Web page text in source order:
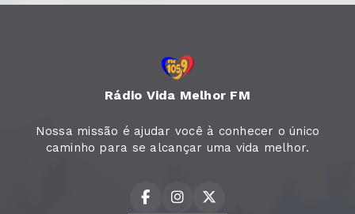
Rádio Vida Melhor FM
Nossa missão é ajudar você à conhecer o único
caminho para se alcançar uma vida melhor.